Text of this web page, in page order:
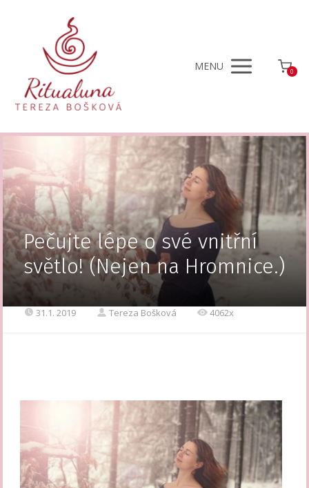
MENU 0
Pečujte lépe o své vnitřní
světlo! (Nejen na Hromnice.)
31.1. 2019 Tereza Bošková 4062x